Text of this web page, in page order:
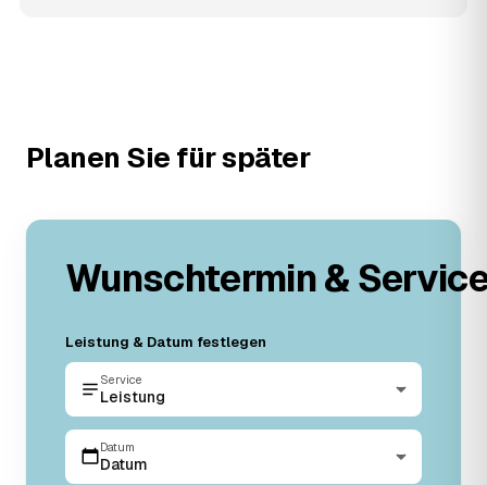
Planen Sie für später
Wunschtermin &
Leistung & Datum festlegen
Service
Leistung
Datum
Datum